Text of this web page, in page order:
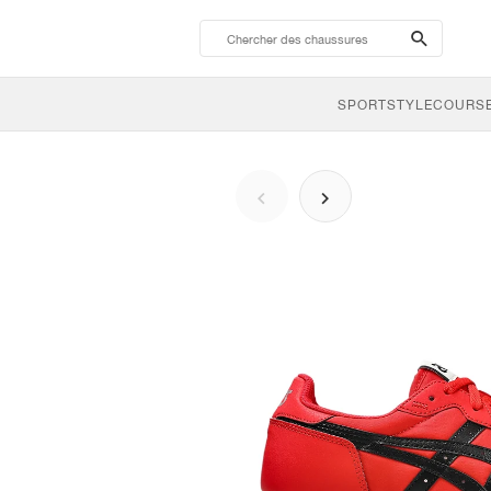
search-
btn
SPORTSTYLE